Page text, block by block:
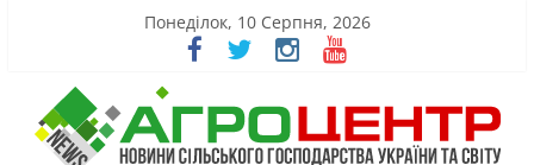
Понеділок, 10 Серпня, 2026